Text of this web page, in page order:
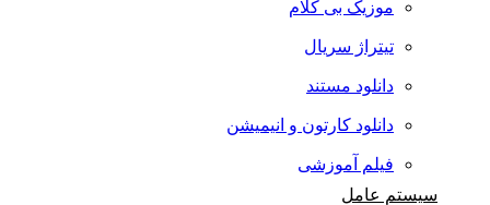
موزیک بی کلام
تیتراژ سریال
دانلود مستند
دانلود کارتون و انیمیشن
فیلم آموزشی
سیستم عامل